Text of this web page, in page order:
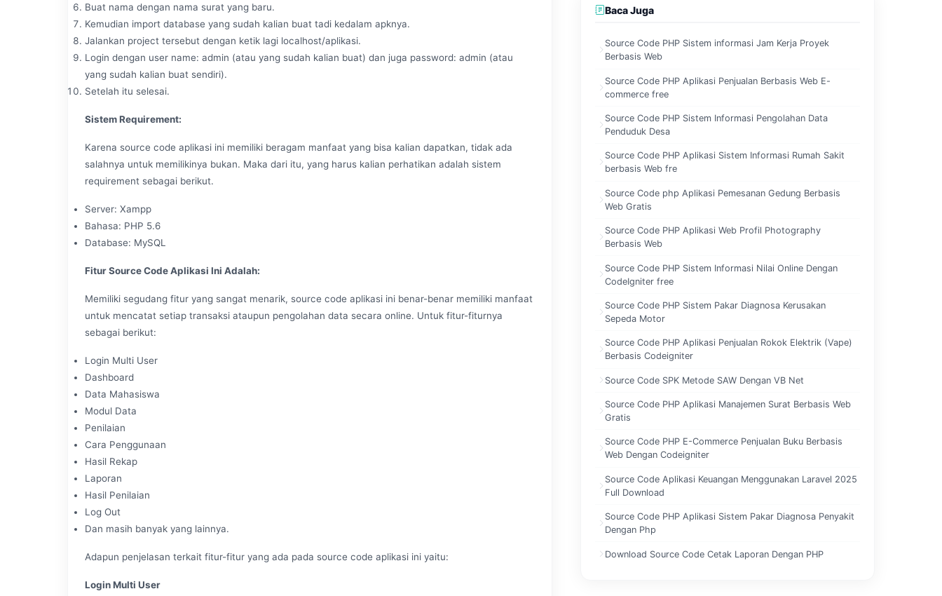
Buat nama dengan nama surat yang baru.
Kemudian import database yang sudah kalian buat tadi kedalam apknya.
Jalankan project tersebut dengan ketik lagi localhost/aplikasi.
Login dengan user name: admin (atau yang sudah kalian buat) dan juga password: admin (atau
yang sudah kalian buat sendiri).
Setelah itu selesai.
Sistem Requirement:
Karena source code aplikasi ini memiliki beragam manfaat yang bisa kalian dapatkan, tidak ada
salahnya untuk memilikinya bukan. Maka dari itu, yang harus kalian perhatikan adalah sistem
requirement sebagai berikut.
Server: Xampp
Bahasa: PHP 5.6
Database: MySQL
Fitur Source Code Aplikasi Ini Adalah:
Memiliki segudang fitur yang sangat menarik, source code aplikasi ini benar-benar memiliki manfaat
untuk mencatat setiap transaksi ataupun pengolahan data secara online. Untuk fitur-fiturnya
sebagai berikut:
Login Multi User
Dashboard
Data Mahasiswa
Modul Data
Penilaian
Cara Penggunaan
Hasil Rekap
Laporan
Hasil Penilaian
Log Out
Dan masih banyak yang lainnya.
Adapun penjelasan terkait fitur-fitur yang ada pada source code aplikasi ini yaitu:
Login Multi User
Baca Juga
Source Code PHP Sistem informasi Jam Kerja Proyek
Berbasis Web
Source Code PHP Aplikasi Penjualan Berbasis Web E-
commerce free
Source Code PHP Sistem Informasi Pengolahan Data
Penduduk Desa
Source Code PHP Aplikasi Sistem Informasi Rumah Sakit
berbasis Web fre
Source Code php Aplikasi Pemesanan Gedung Berbasis
Web Gratis
Source Code PHP Aplikasi Web Profil Photography
Berbasis Web
Source Code PHP Sistem Informasi Nilai Online Dengan
CodeIgniter free
Source Code PHP Sistem Pakar Diagnosa Kerusakan
Sepeda Motor
Source Code PHP Aplikasi Penjualan Rokok Elektrik (Vape)
Berbasis Codeigniter
Source Code SPK Metode SAW Dengan VB Net
Source Code PHP Aplikasi Manajemen Surat Berbasis Web
Gratis
Source Code PHP E-Commerce Penjualan Buku Berbasis
Web Dengan Codeigniter
Source Code Aplikasi Keuangan Menggunakan Laravel 2025
Full Download
Source Code PHP Aplikasi Sistem Pakar Diagnosa Penyakit
Dengan Php
Download Source Code Cetak Laporan Dengan PHP